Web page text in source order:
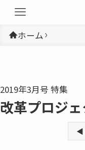
ホーム
2019年3月号 特集
改革プロジ
◀